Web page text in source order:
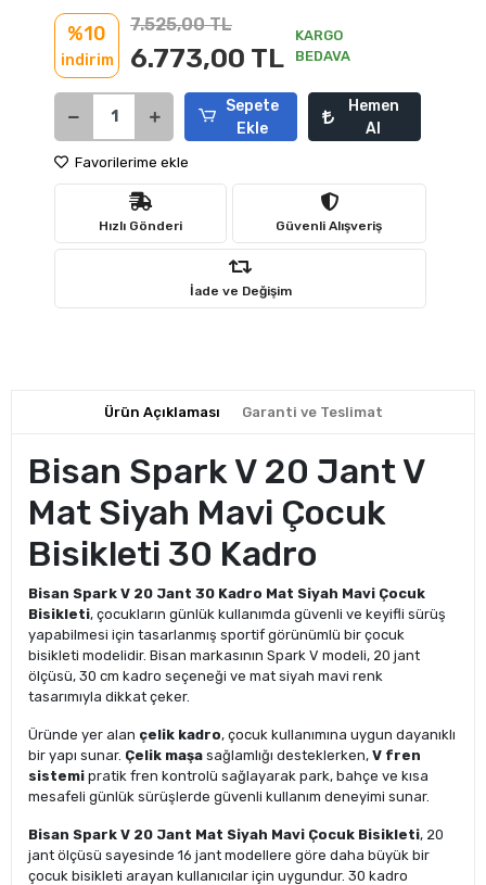
%10
indirim
7.525,00 TL
6.773,00 TL
KARGO
BEDAVA
Sepete
Ekle
Hemen
Al
Favorilerime ekle
Hızlı Gönderi Güvenli Alışveriş
İade ve Değişim
Ürün Açıklaması Garanti ve Teslimat
Bisan Spark V 20 Jant V
Mat Siyah Mavi Çocuk
Bisikleti 30 Kadro
Bisan Spark V 20 Jant 30 Kadro Mat Siyah Mavi Çocuk
Bisikleti, çocukların günlük kullanımda güvenli ve keyifli sürüş
yapabilmesi için tasarlanmış sportif görünümlü bir çocuk
bisikleti modelidir. Bisan markasının Spark V modeli, 20 jant
ölçüsü, 30 cm kadro seçeneği ve mat siyah mavi renk
tasarımıyla dikkat çeker.
Üründe yer alan çelik kadro, çocuk kullanımına uygun dayanıklı
bir yapı sunar. Çelik maşa sağlamlığı desteklerken, V fren
sistemi pratik fren kontrolü sağlayarak park, bahçe ve kısa
mesafeli günlük sürüşlerde güvenli kullanım deneyimi sunar.
Bisan Spark V 20 Jant Mat Siyah Mavi Çocuk Bisikleti, 20
jant ölçüsü sayesinde 16 jant modellere göre daha büyük bir
çocuk bisikleti arayan kullanıcılar için uygundur. 30 kadro